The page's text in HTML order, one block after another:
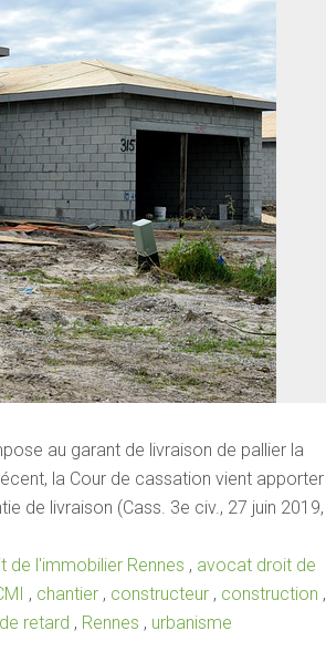
au garant de livraison de pallier la
la Cour de cassation vient apporter
de livraison (Cass. 3e civ., 27 juin 2019,
de l'immobilier Rennes , avocat droit de
, chantier , constructeur , construction ,
retard , Rennes , urbanisme